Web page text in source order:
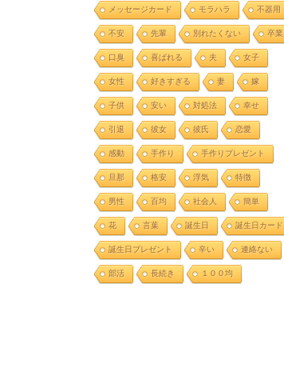
メッセージカード モラハラ 不器用
不安 先輩 別れたくない 卒業
口臭 喜ばれる 夫 女子
女性 好きすぎる 妻 嫁
子供 安い 対処法 幸せ
引退 彼女 彼氏 恋愛
感動 手作り 手作りプレゼント
旦那 格安 浮気 特徴
男性 百均 社会人 簡単
花 言葉 誕生日 誕生日カード
誕生日プレゼント 辛い 連絡ない
部活 長続き １００均